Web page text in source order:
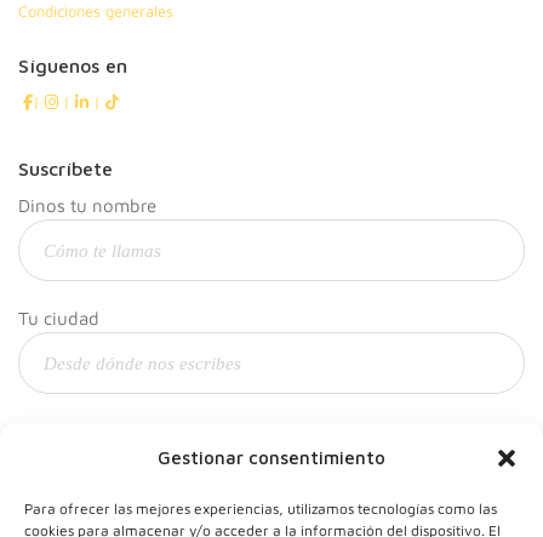
Gestionar consentimiento
Para ofrecer las mejores experiencias, utilizamos tecnologías como las
cookies para almacenar y/o acceder a la información del dispositivo. El
Condiciones generales
Síguenos en
| | |
Suscríbete
Dinos tu nombre
Tu ciudad